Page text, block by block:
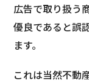
広告で取り扱う
優良であると誤
ます。
これは当然不動